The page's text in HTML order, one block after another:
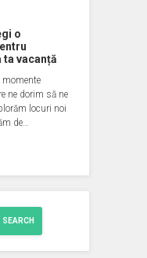
o
vacanță
momente
ne dorim să ne
locuri noi
de…
SEARCH